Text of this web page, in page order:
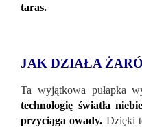
taras.
JAK DZIAŁA
Ta wyjątkowa pułapka
technologię światła
przyciąga owady. Dzięki